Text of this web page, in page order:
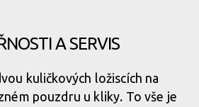
A SERVIS
kuličkových ložiscích na
pouzdru u kliky. To vše je